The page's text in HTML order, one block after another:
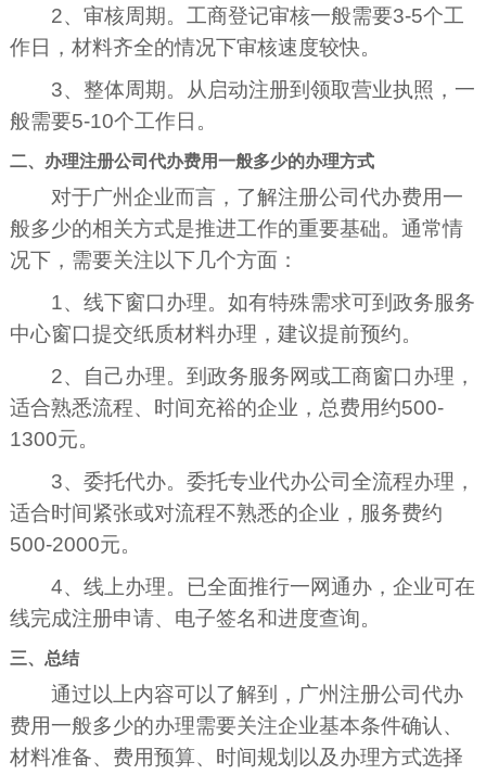
2、审核周期。工商登记审核一般需要3-5个工
作日，材料齐全的情况下审核速度较快。
3、整体周期。从启动注册到领取营业执照，一
般需要5-10个工作日。
二、办理注册公司代办费用一般多少的办理方式
对于广州企业而言，了解注册公司代办费用一
般多少的相关方式是推进工作的重要基础。通常情
况下，需要关注以下几个方面：
1、线下窗口办理。如有特殊需求可到政务服务
中心窗口提交纸质材料办理，建议提前预约。
2、自己办理。到政务服务网或工商窗口办理，
适合熟悉流程、时间充裕的企业，总费用约500-
1300元。
3、委托代办。委托专业代办公司全流程办理，
适合时间紧张或对流程不熟悉的企业，服务费约
500-2000元。
4、线上办理。已全面推行一网通办，企业可在
线完成注册申请、电子签名和进度查询。
三、总结
通过以上内容可以了解到，广州注册公司代办
费用一般多少的办理需要关注企业基本条件确认、
材料准备、费用预算、时间规划以及办理方式选择